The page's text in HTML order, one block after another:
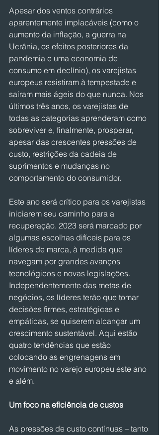
Apesar dos ventos contrários
aparentemente implacáveis (como o
aumento da inflação, a guerra na
Ucrânia, os efeitos posteriores da
pandemia e uma economia de
consumo em declínio), os varejistas
europeus resistiram à tempestade e
saíram mais ágeis do que nunca. Nos
últimos três anos, os varejistas de
todas as categorias aprenderam como
sobreviver e, finalmente, prosperar,
apesar das crescentes pressões de
custo, restrições da cadeia de
suprimentos e mudanças no
comportamento do consumidor.
Este ano será crítico para os varejistas
iniciarem seu caminho para a
recuperação. 2023 será marcado por
algumas escolhas difíceis para os
líderes de marca, à medida que
navegam por grandes avanços
tecnológicos e novas legislações.
Independentemente das metas de
negócios, os líderes terão que tomar
decisões firmes, estratégicas e
empáticas, se quiserem alcançar um
crescimento sustentável. Aqui estão
quatro tendências que estão
colocando as engrenagens em
movimento no varejo europeu este ano
e além.
Um foco na eficiência de custos
As pressões de custo contínuas – tanto